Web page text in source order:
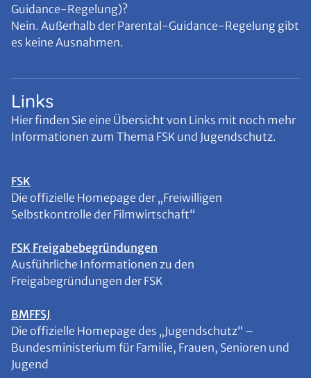
Guidance-Regelung)?
Nein. Außerhalb der Parental-Guidance-Regelung gibt
es keine Ausnahmen.
Links
Hier finden Sie eine Übersicht von Links mit noch mehr
Informationen zum Thema FSK und Jugendschutz.
FSK
Die offizielle Homepage der „Freiwilligen
Selbstkontrolle der Filmwirtschaft“
FSK Freigabebegründungen
Ausführliche Informationen zu den
Freigabegründungen der FSK
BMFFSJ
Die offizielle Homepage des „Jugendschutz“ –
Bundesministerium für Familie, Frauen, Senioren und
Jugend